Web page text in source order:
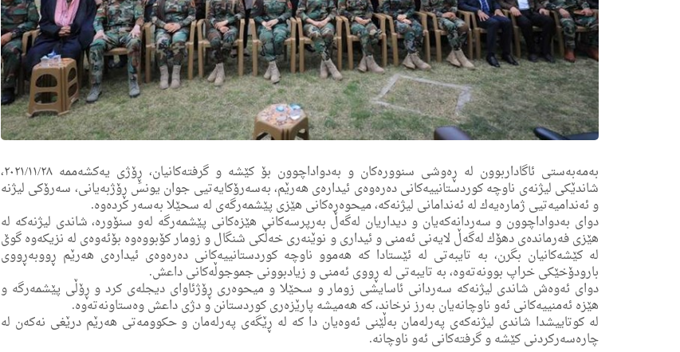
به‌مەبەستی ئاگاداربوون لە ڕەوشی سنوورەکان و بەدواداچوون بۆ کێشە و گرفتەکانیان، ڕِۆژی یەکشەممە ٢٠٢١/١١/٢٨،
شاندێکی لیژنەی ناوچە کوردستانییەکانی دەره‌وەی ئیداره‌ى ھەرێم، بەسەرۆكایه‌تیی جوان یونس ڕۆژبەیانی، سەرۆکی لیژنە
و ئه‌ندامیه‌تیی ژماره‌یه‌ك له‌ ئه‌ندامانی لیژنه‌كه‌، میحوەرەکانی ھێزی پێشمەرگەى لە سحێلا بەسەر کرده‌وه‌.
دوای بەدواداچوون و سەردانەکەیان و دیداریان لەگەڵ بەرپرسەکانی ھێزەکانی پێشمەرگە لەو سنۆورە، شاندی لیژنەكه‌ لە
هێزی فەرماندەی دهۆك لەگەڵ لایەنی ئەمنی و ئیداری و نوێنەری خەڵکی شنگال و زومار کۆبووەوه‌ بۆئەوەی لە نزیکەوە گوێ
لە کێشەکانیان بگرن، بە تایبەتی لە ئێستادا کە هەموو ناوچە کوردستانییەکانی دەرەوەى ئیداره‌ى هه‌رێم ڕووبەڕووی
بارودۆخێکی خراپ بوونەته‌وه‌، بە تایبەتی لە ڕووی ئەمنی و زیادبوونی جموجوڵه‌كانی داعش.
دوای ئەوەش شاندى لیژنەكه‌ سەردانی ئاسایشی زومار و سحێلا و میحوەری ڕۆژئاوای دیجلەی کرد و ڕۆڵی پێشمەرگە و
ھێزە ئەمنییەکانی ئه‌و ناوچانه‌یان بەرز نرخاند، کە هەمیشە پارێزەری کوردستانن و دژی داعش وەستاونەتەوە.
لە کوتاییشدا شاندى لیژنەكه‌ی په‌رله‌مان بەڵێنی ئەوەیان دا کە له‌ ڕێگه‌ی پەرلەمان و حکوومەتی ھەرێم درێغی نەکەن لە
چارەسەرکردنی کێشە و گرفتەکانی ئەو ناوچانە.